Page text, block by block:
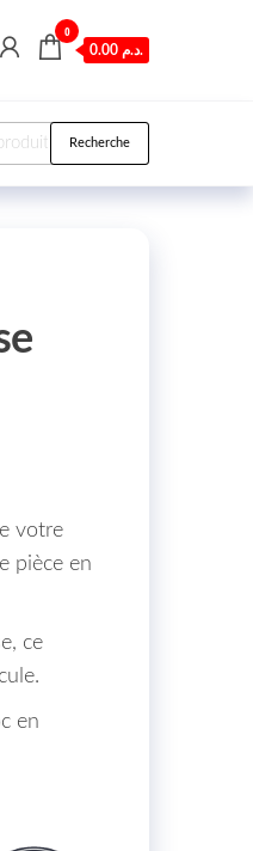
0
0.00 د.م.
: Recherche
votre
pièce en
ce
en